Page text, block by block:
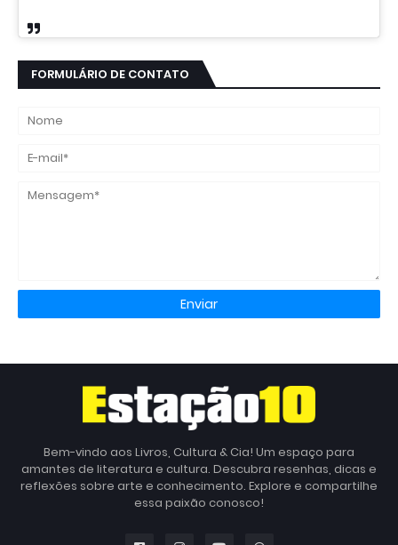
FORMULÁRIO DE CONTATO
Bem-vindo aos Livros, Cultura & Cia! Um espaço para
amantes de literatura e cultura. Descubra resenhas, dicas e
reflexões sobre arte e conhecimento. Explore e compartilhe
essa paixão conosco!